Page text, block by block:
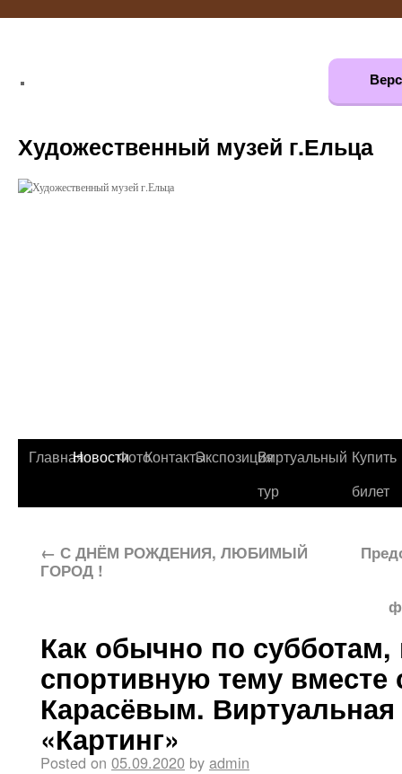
Художественный музей г.Ельца
ГлавнаяНовостиФотоКонтактыЭкспозицияВиртуальный
тур
Купить
билет
← С ДНЁМ РОЖДЕНИЯ, ЛЮБИМЫЙ
ГОРОД !
Как обычно по
спортивную тему
Карасёвым.
«Картинг»
Posted on 05.09.2020 by admin